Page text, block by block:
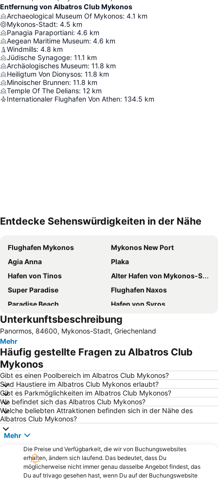
Entfernung von Albatros Club Mykonos
Archaeological Museum Of Mykonos: 4.1 km
Mykonos-Stadt: 4.5 km
Panagia Paraportiani: 4.6 km
Aegean Maritime Museum: 4.6 km
Windmills: 4.8 km
Jüdische Synagoge: 11.1 km
Archäologisches Museum: 11.8 km
Heiligtum Von Dionysos: 11.8 km
Minoischer Brunnen: 11.8 km
Temple Of The Delians: 12 km
Internationaler Flughafen Von Athen: 134.5 km
Entdecke Sehenswürdigkeiten in der Nähe
Flughafen Mykonos
Mykonos New Port
Agia Anna
Plaka
Hafen von Tinos
Alter Hafen von Mykonos-Stadt
Super Paradise
Flughafen Naxos
Paradise Beach
Hafen von Syros
Gay Festival
Agios Prokopios
Traditional Settlement of Ermoupolis
Elia
Strand von Ornos
Port of Naoussa
Little Venice
Mylos
Strand von Psarou
Agios Fokas beach
Livadia beach
Agrari
Strand von Platy Yialos
Kalyvia
Kini
Kolimbithres
Chora Naxou
Galissas Beach
Fokos
Strand von Agios Ioannis
Traditional Settlement of Triantaros
Unterkunftsbeschreibung
Panormos, 84600, Mykonos-Stadt, Griechenland
Mehr
Häufig gestellte Fragen zu Albatros Club
Mykonos
Gibt es einen Poolbereich im Albatros Club Mykonos?
Sind Haustiere im Albatros Club Mykonos erlaubt?
Gibt es Parkmöglichkeiten im Albatros Club Mykonos?
Wo befindet sich das Albatros Club Mykonos?
Welche beliebten Attraktionen befinden sich in der Nähe des
Albatros Club Mykonos?
Mehr
Die Preise und Verfügbarkeit, die wir von Buchungswebsites
erhalten, ändern sich laufend. Das bedeutet, dass Du
möglicherweise nicht immer genau dasselbe Angebot findest, das
Du auf trivago gesehen hast, wenn Du auf der Buchungswebsite